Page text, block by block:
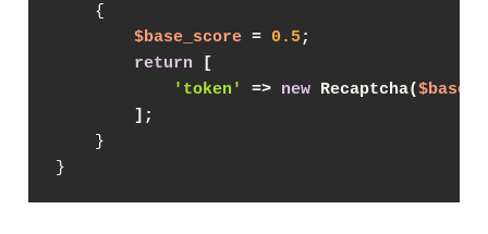
{
$base_score = 0.5;
return [
'token'
=> new Recaptcha(
        ];
    }
}